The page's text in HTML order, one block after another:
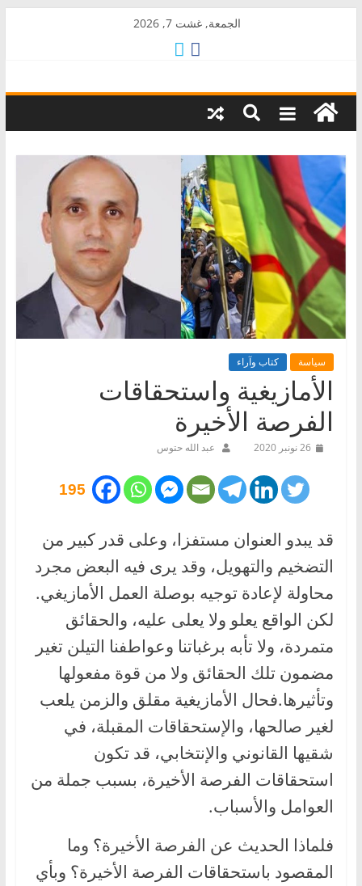
الجمعة, غشت 7, 2026
AkalPress
منبر
المغرب
سياسة كتاب وآراء
الأمازيغية واستحقاقات
الفرصة الأخيرة
26 نونبر 2020 عبد الله حتوس
195
قد يبدو العنوان مستفزا، وعلى قدر كبير من
التضخيم والتهويل، وقد يرى فيه البعض مجرد
محاولة لإعادة توجيه بوصلة العمل الأمازيغي.
لكن الواقع يعلو ولا يعلى عليه، والحقائق
متمردة، ولا تأبه برغباتنا وعواطفنا التيلن تغير
مضمون تلك الحقائق ولا من قوة مفعولها
وتأثيرها.فحال الأمازيغية مقلق والزمن يلعب
لغير صالحها، والإستحقاقات المقبلة، في
شقيها القانوني والإنتخابي، قد تكون
استحقاقات الفرصة الأخيرة، بسبب جملة من
العوامل والأسباب.
فلماذا الحديث عن الفرصة الأخيرة؟ وما
المقصود باستحقاقات الفرصة الأخيرة؟ وبأي